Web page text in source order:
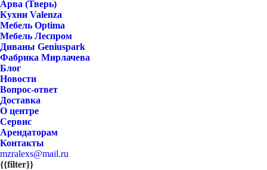
Арва (Тверь)
Кухни Valenza
Мебель Optima
Мебель Леспром
Диваны Geniuspark
Фабрика Мирлачева
Блог
Новости
Вопрос-ответ
Доставка
О центре
Сервис
Арендаторам
Контакты
mzralexs@mail.ru
{{filter}}